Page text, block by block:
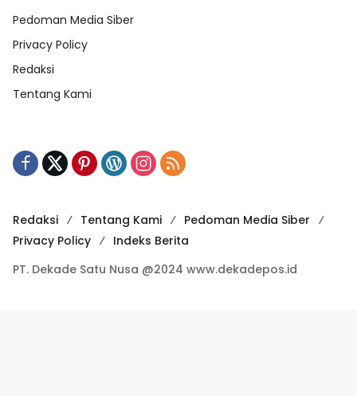
Pedoman Media Siber
Privacy Policy
Redaksi
Tentang Kami
Redaksi Tentang Kami
Pedoman Media Siber
Privacy Policy
Indeks Berita
PT. Dekade Satu Nusa @2024 www.dekadepos.id